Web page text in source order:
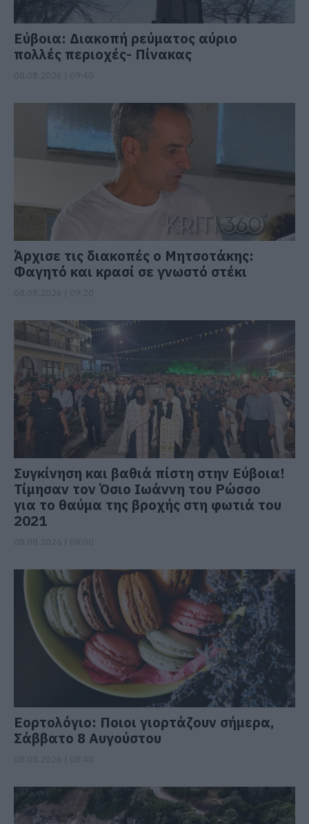
Εύβοια: Διακοπή ρεύματος αύριο
πολλές περιοχές- Πίνακας
Άρχισε τις διακοπές ο Μητσοτάκης:
Φαγητό και κρασί σε γνωστό στέκι
Συγκίνηση και βαθιά πίστη στην Εύβοια!
Τίμησαν τον Όσιο Ιωάννη του Ρώσσο
για το θαύμα της βροχής στη φωτιά του
2021
Εορτολόγιο: Ποιοι γιορτάζουν σήμερα,
Σάββατο 8 Αυγούστου